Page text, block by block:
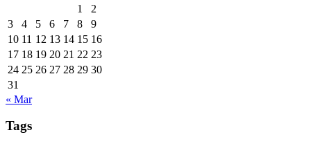
1
2
3
4 5 6 7 8
9
10 11 12 13 14 15 16
17 18 19 20 21 22 23
24 25 26 27 28 29 30
31
« Mar
Tags